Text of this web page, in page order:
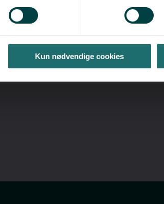
Kun nødvendige cookies